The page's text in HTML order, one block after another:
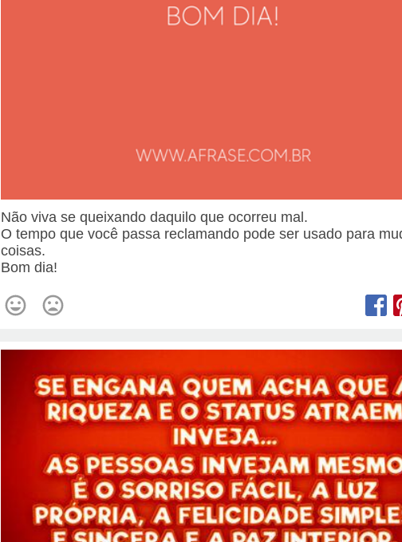
Não viva se queixando daquilo que ocorreu mal.
O tempo que você passa reclamando pode ser usado para
coisas.
Bom dia!